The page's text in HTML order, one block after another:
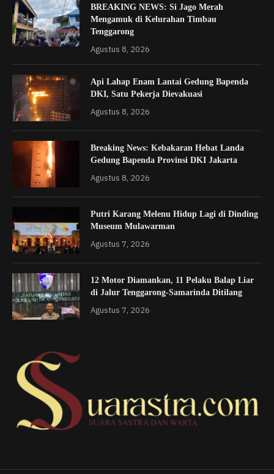
BREAKING NEWS: Si Jago Merah
Mengamuk di Kelurahan Timbau
Tenggarong
Agustus 8, 2026
Api Lahap Enam Lantai Gedung Bapenda
DKI, Satu Pekerja Dievakuasi
Agustus 8, 2026
Breaking News: Kebakaran Hebat Landa
Gedung Bapenda Provinsi DKI Jakarta
Agustus 8, 2026
Putri Karang Melenu Hidup Lagi di Dinding
Museum Mulawarman
Agustus 7, 2026
12 Motor Diamankan, 11 Pelaku Balap Liar
di Jalur Tenggarong-Samarinda Ditilang
Agustus 7, 2026